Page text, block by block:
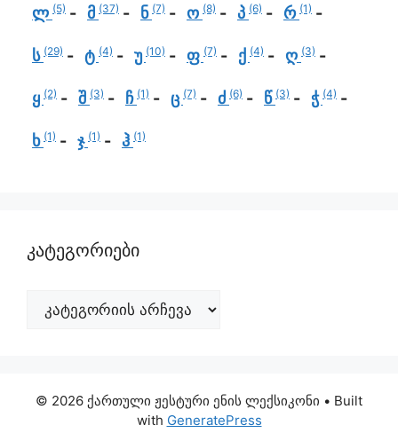
ლ (5) მ (37) ნ (7) ო (8) პ (6) რ (1)
ს (29) ტ (4) უ (10) ფ (7) ქ (4) ღ (3)
ყ (2) შ (3) ჩ (1) ც (7) ძ (6) წ (3) ჭ (4)
ხ (1) ჯ (1) ჰ (1)
კატეგორიები
© 2026 ქართული ჟესტური ენის ლექსიკონი • Built
with GeneratePress